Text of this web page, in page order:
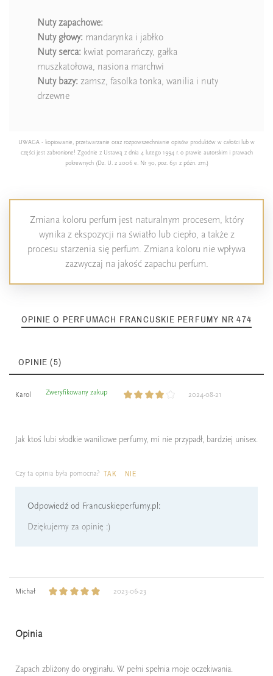
Nuty zapachowe:
Nuty głowy: mandarynka i jabłko
Nuty serca: kwiat pomarańczy, gałka
muszkatołowa, nasiona marchwi
Nuty bazy: zamsz, fasolka tonka, wanilia i nuty
drzewne
UWAGA - kopiowanie, przetwarzanie oraz rozpowszechnianie opisów produktów w całości lub w
części jest zabronione! Zgodnie z Ustawą z dnia 4 lutego 1994 r. o prawie autorskim i prawach
pokrewnych (Dz. U. z 2006 e. Nr 90, poz. 631 z późn. zm.)
Zmiana koloru perfum jest naturalnym procesem, który
wynika z ekspozycji na światło lub ciepło, a także z
procesu starzenia się perfum. Zmiana koloru nie wpływa
zazwyczaj na jakość zapachu perfum.
OPINIE O PERFUMACH FRANCUSKIE PERFUMY NR 474
OPINIE (5)
Karol Zweryfikowany zakup 2024-08-21
Jak ktoś lubi słodkie waniliowe perfumy, mi nie przypadł, bardziej unisex.
Czy ta opinia była pomocna? TAK NIE
Odpowiedź od Francuskieperfumy.pl:
Dziękujemy za opinię :)
Michał 2023-06-23
Opinia
Zapach zbliżony do oryginału. W pełni spełnia moje oczekiwania.